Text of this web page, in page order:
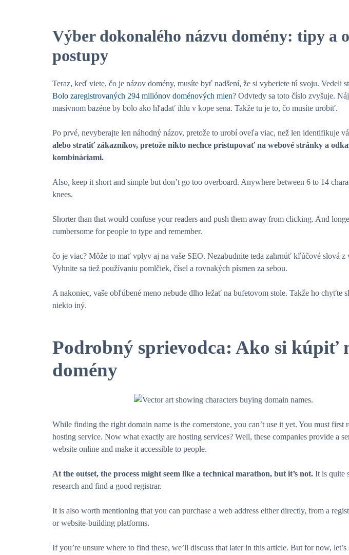
Výber dokonalého názvu domény: tipy a
postupy
Teraz, keď viete, čo je názov domény, musíte byť nadšení, že si vyberiete tú svoju. Vedeli
Bolo zaregistrovaných 294 miliónov doménových mien? Odvtedy sa toto číslo zvyšuje.
masívnom bazéne by bolo ako hľadať ihlu v kope sena. Takže tu je to, čo musíte urobiť.
Po prvé, nevyberajte len náhodný názov, pretože to urobí oveľa viac, než len identifikuje
alebo stratiť zákazníkov, pretože nikto nechce pristupovať na webové stránky a
kombináciami.
Also, keep it short and simple but don’t go too overboard. Anywhere between 6 to 14
knees.
Shorter than that would confuse your readers and push them away from clicking. And
cumbersome for people to type and remember.
čo je viac? Môže to mať vplyv aj na vaše SEO. Nezabudnite teda zahrnúť kľúčové slová z
Vyhnite sa tiež používaniu pomlčiek, čísel a rovnakých písmen za sebou.
A nakoniec, vaše obľúbené meno nebude dlho ležať na bufetovom stole. Takže ho chyťte
niekto iný.
Podrobný sprievodca: Ako si kúpiť
domény
While finding the right domain name is the cornerstone, you can’t use it yet. You must first
hosting service. Now what exactly are hosting services? Well, these companies provide a
website online and make it accessible to people.
At the outset, the process might seem like a technical marathon, but it’s not. It is quite
research and find a good registrar.
It is also worth mentioning that you can purchase a web address either directly, from a
or website-building platforms.
If you’re unsure where to find these, we’ll discuss that later in this article. But for now,